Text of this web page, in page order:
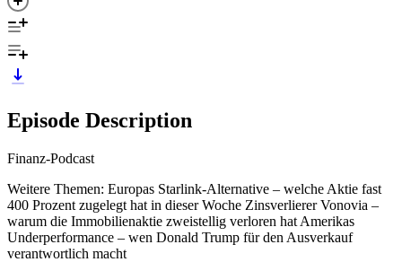
Episode Description
Finanz-Podcast
Weitere Themen: Europas Starlink-Alternative – welche Aktie fast
400 Prozent zugelegt hat in dieser Woche Zinsverlierer Vonovia –
warum die Immobilienaktie zweistellig verloren hat Amerikas
Underperformance – wen Donald Trump für den Ausverkauf
verantwortlich macht